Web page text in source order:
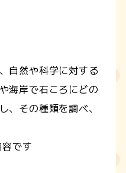
自然や科学に対する
海岸で石ころにどの
、その種類を調べ、
です